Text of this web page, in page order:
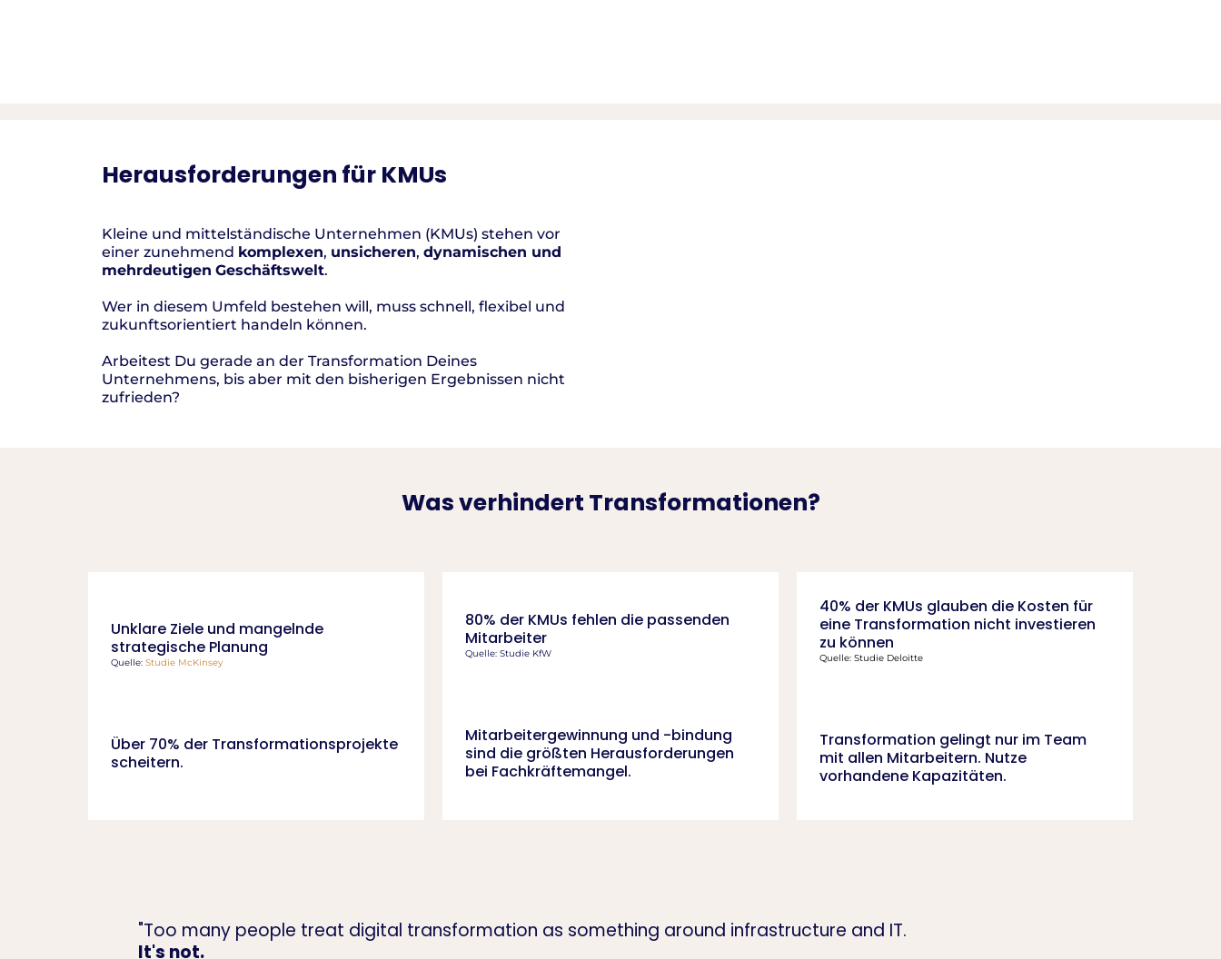
Herausforderungen für KMUs
Kleine und mittelständische Unternehmen (KMUs) stehen vor
einer zunehmend komplexen, unsicheren, dynamischen und
mehrdeutigen Geschäftswelt.
Wer in diesem Umfeld bestehen will, muss schnell, flexibel und
zukunftsorientiert handeln können.
Arbeitest Du gerade an der Transformation Deines
Unternehmens, bis aber mit den bisherigen Ergebnissen nicht
zufrieden?
Was verhindert Transformationen?
Unklare Ziele und mangelnde
strategische Planung
Quelle: Studie McKinsey
Über 70% der Transformationsprojekte
scheitern.
80% der KMUs fehlen die passenden
Mitarbeiter
Quelle: Studie KfW
Mitarbeitergewinnung und -bindung
sind die größten Herausforderungen
bei Fachkräftemangel.
40% der KMUs glauben die Kosten für
eine Transformation nicht investieren
zu können
Quelle: Studie Deloitte
Transformation gelingt nur im Team
mit allen Mitarbeitern. Nutze
vorhandene Kapazitäten.
"Too many people treat digital transformation as something around infrastructure and IT.
It's not.